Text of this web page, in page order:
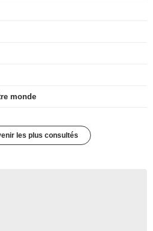
monde
les plus consultés